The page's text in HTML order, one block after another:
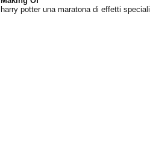
harry potter una maratona di effetti speciali